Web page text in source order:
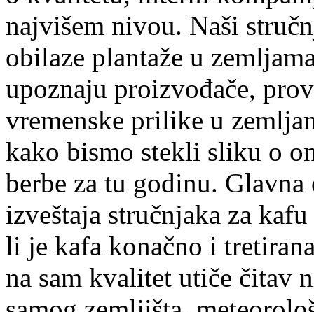
najvišem nivou. Naši
obilaze plantaže u
upoznaju proizvođače,
vremenske prilike u
kako bismo stekli sliku o
berbe za tu godinu. Glavna
izveštaja stručnjaka za
li je kafa konačno i
na sam kvalitet utiče čitav